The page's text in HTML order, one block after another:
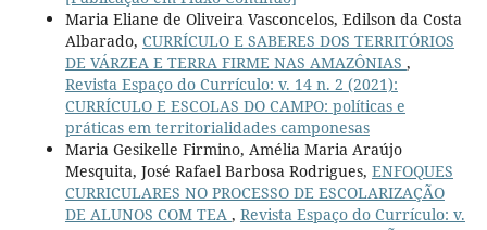
Maria Eliane de Oliveira Vasconcelos, Edilson da Costa
Albarado, CURRÍCULO E SABERES DOS TERRITÓRIOS
DE VÁRZEA E TERRA FIRME NAS AMAZÔNIAS ,
Revista Espaço do Currículo: v. 14 n. 2 (2021):
CURRÍCULO E ESCOLAS DO CAMPO: políticas e
práticas em territorialidades camponesas
Maria Gesikelle Firmino, Amélia Maria Araújo
Mesquita, José Rafael Barbosa Rodrigues, ENFOQUES
CURRICULARES NO PROCESSO DE ESCOLARIZAÇÃO
DE ALUNOS COM TEA , Revista Espaço do Currículo: v.